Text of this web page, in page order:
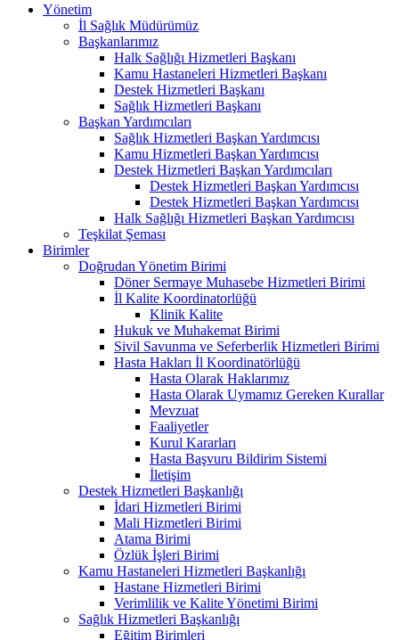
Yönetim
İl Sağlık Müdürümüz
Başkanlarımız
Halk Sağlığı Hizmetleri Başkanı
Kamu Hastaneleri Hizmetleri Başkanı
Destek Hizmetleri Başkanı
Sağlık Hizmetleri Başkanı
Başkan Yardımcıları
Sağlık Hizmetleri Başkan Yardımcısı
Kamu Hizmetleri Başkan Yardımcısı
Destek Hizmetleri Başkan Yardımcıları
Destek Hizmetleri Başkan Yardımcısı
Destek Hizmetleri Başkan Yardımcısı
Halk Sağlığı Hizmetleri Başkan Yardımcısı
Teşkilat Şeması
Birimler
Doğrudan Yönetim Birimi
Döner Sermaye Muhasebe Hizmetleri Birimi
İl Kalite Koordinatorlüğü
Klinik Kalite
Hukuk ve Muhakemat Birimi
Sivil Savunma ve Seferberlik Hizmetleri Birimi
Hasta Hakları İl Koordinatörlüğü
Hasta Olarak Haklarımız
Hasta Olarak Uymamız Gereken Kurallar
Mevzuat
Faaliyetler
Kurul Kararları
Hasta Başvuru Bildirim Sistemi
İletişim
Destek Hizmetleri Başkanlığı
İdari Hizmetleri Birimi
Mali Hizmetleri Birimi
Atama Birimi
Özlük İşleri Birimi
Kamu Hastaneleri Hizmetleri Başkanlığı
Hastane Hizmetleri Birimi
Verimlilik ve Kalite Yönetimi Birimi
Sağlık Hizmetleri Başkanlığı
Eğitim Birimleri